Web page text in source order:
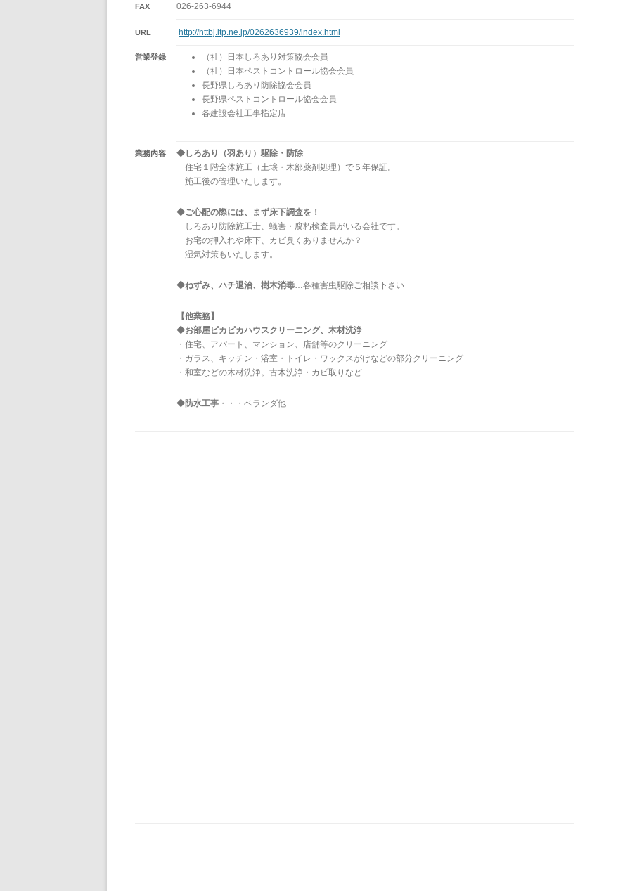
FAX 026-263-6944
URL http://nttbj.itp.ne.jp/0262636939/index.html
営業登録
（社）日本しろあり対策協会会員
（社）日本ペストコントロール協会会員
長野県しろあり防除協会会員
長野県ペストコントロール協会会員
各建設会社工事指定店
業務内容
◆しろあり（羽あり）駆除・防除
住宅１階全体施工（土壌・木部薬剤処理）で５年保証。
施工後の管理いたします。
◆ご心配の際には、まず床下調査を！
しろあり防除施工士、蟻害・腐朽検査員がいる会社です。
お宅の押入れや床下、カビ臭くありませんか？
湿気対策もいたします。
◆ねずみ、ハチ退治、樹木消毒 …各種害虫駆除ご相談下さい
【他業務】
◆お部屋ピカピカハウスクリーニング、木材洗浄
・住宅、アパート、マンション、店舗等のクリーニング
・ガラス、キッチン・浴室・トイレ・ワックスがけなどの部分クリーニング
・和室などの木材洗浄。古木洗浄・カビ取りなど
◆防水工事 ・・・ベランダ他